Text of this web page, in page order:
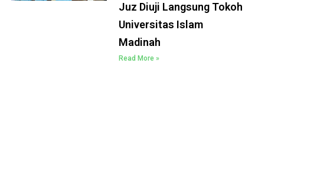
Juz Diuji Langsung Tokoh
Universitas Islam
Madinah
Read More »